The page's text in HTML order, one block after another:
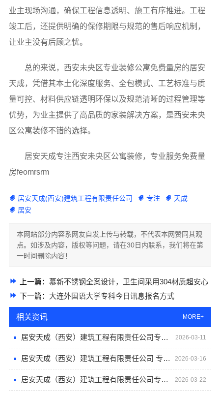
业主现场沟通，确保工程信息透明、施工有序推进。工程
竣工后，还提供明确的保修期限与规范的售后响应机制，
让业主没有后顾之忧。
总的来说，西安未央区专业装修公寓免费量房的居安
天成，凭借其本土化深度服务、全包模式、工艺标准与质
量可控、材料供应链透明环保以及规范清晰的过程管理等
优势，为业主提供了高品质的家装解决方案，是西安未央
区公寓装修不错的选择。
居安天成专注西安未央区公寓装修，专业服务免费量
房feomrsrm
居安天成(西安)建筑工程有限责任公司 专注
天成
居安
本网站部分内容系网友自发上传与转载，不代表本网赞同其观
点。如涉及内容，版权等问题，请在30日内联系，我们将在第
一时间删除内容！
上一篇： 慕新不锈钢全案设计，卫生间采用304材质超安心
下一篇： 大连外国语大学专科今日讯息报名方式
相关资讯 MORE+
居安天成（西安）建筑工程有限责任公司专注重钢别墅设计施工 2026-03-11
居安天成（西安）建筑工程有限责任公司 专注重钢别墅设计 2026-03-16
居安天成（西安）建筑工程有限责任公司专注重钢别墅设计施工 2026-03-22